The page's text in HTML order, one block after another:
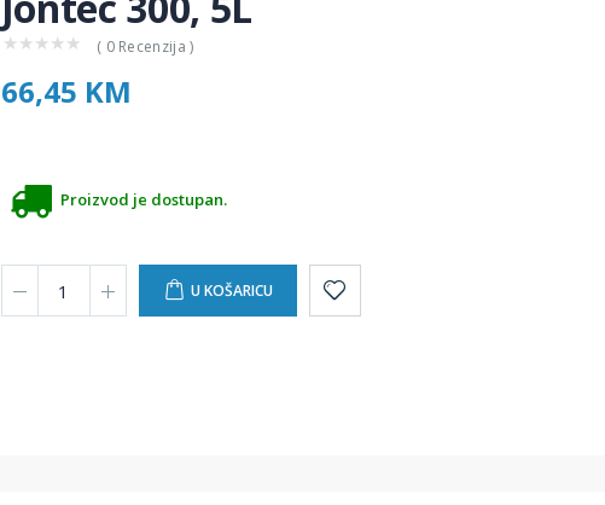
★ ★ ★ ★ ★ ( 0 Recenzija )
66,45 KM
Proizvod je dostupan.
U KOŠARICU